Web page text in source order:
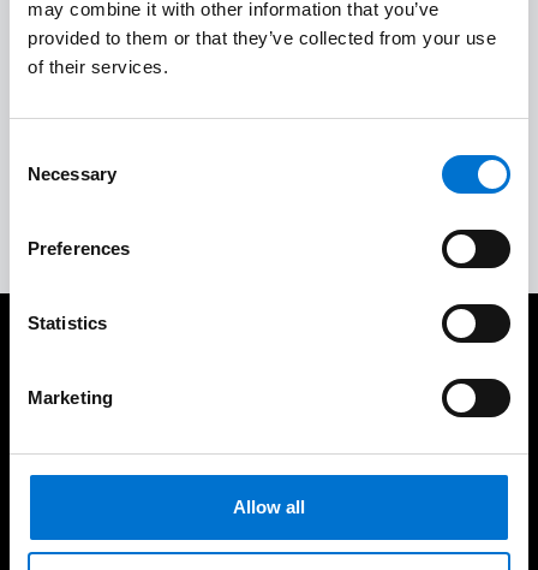
may combine it with other information that you’ve
provided to them or that they’ve collected from your use
of their services.
Selection
Necessary
Preferences
Statistics
Marketing
Allow all
3 Instalación in situ de calidad
4
demostrable en el tiempoAluminier TECHNAL cerca